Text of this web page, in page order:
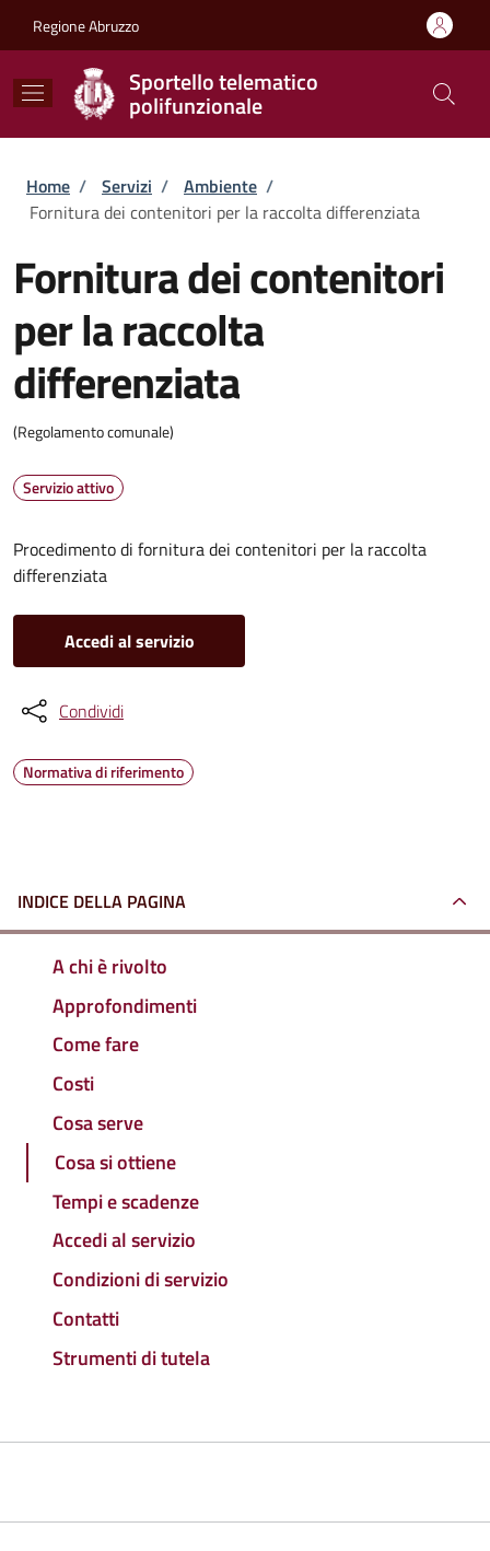
Regione Abruzzo
Sportello telematico
polifunzionale
Briciole di pane
Home / Servizi / Ambiente /
Fornitura dei contenitori per la raccolta differenziata
Fornitura dei contenitori
per la raccolta
differenziata
(Regolamento comunale)
Servizio attivo
Procedimento di fornitura dei contenitori per la raccolta
differenziata
Accedi al servizio
Condividi
Normativa di riferimento
INDICE DELLA PAGINA
A chi è rivolto
Approfondimenti
Come fare
Costi
Cosa serve
Cosa si ottiene
Tempi e scadenze
Accedi al servizio
Condizioni di servizio
Contatti
Strumenti di tutela